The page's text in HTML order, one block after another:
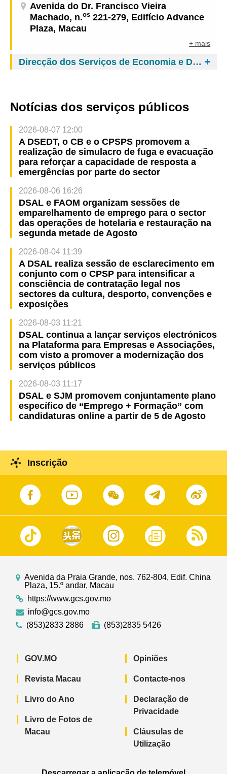
Avenida do Dr. Francisco Vieira
Machado, n.os 221-279, Edifício Advance
Plaza, Macau
+ mais
Direcção dos Serviços de Economia e Desenvolvimento Tecnológico
Notícias dos serviços públicos
2026-08-07 12:00
A DSEDT, o CB e o CPSPS promovem a
realização de simulacro de fuga e evacuação
para reforçar a capacidade de resposta a
emergências por parte do sector
2026-08-06 16:26
DSAL e FAOM organizam sessões de
emparelhamento de emprego para o sector
das operações de hotelaria e restauração na
segunda metade de Agosto
2026-08-04 11:39
A DSAL realiza sessão de esclarecimento em
conjunto com o CPSP para intensificar a
consciência de contratação legal nos
sectores da cultura, desporto, convenções e
exposições
2026-08-03 11:21
DSAL continua a lançar serviços electrónicos
na Plataforma para Empresas e Associações,
com visto a promover a modernização dos
serviços públicos
2026-08-03 11:17
DSAL e SJM promovem conjuntamente plano
específico de “Emprego + Formação” com
candidaturas online a partir de 5 de Agosto
Inscrição
Avenida da Praia Grande, nos. 762-804, Edif. China
Plaza, 15.º andar, Macau
https://www.gcs.gov.mo
info@gcs.gov.mo
(853)2833 2886
(853)2835 5426
GOV.MO
Revista Macau
Livro do Ano
Livro de Fotos de
Macau
Opiniões
Contacte-nos
Declaração de
Privacidade
Cláusulas de
Utilização